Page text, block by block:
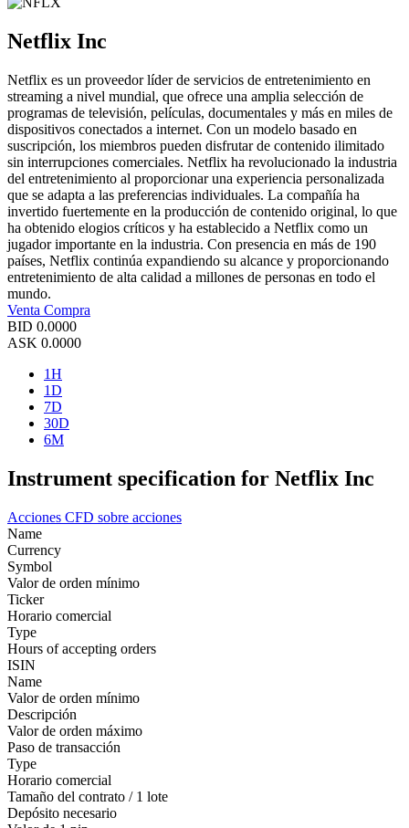
Netflix Inc
Netflix es un proveedor líder de servicios de entretenimiento en
streaming a nivel mundial, que ofrece una amplia selección de
programas de televisión, películas, documentales y más en miles de
dispositivos conectados a internet. Con un modelo basado en
suscripción, los miembros pueden disfrutar de contenido ilimitado
sin interrupciones comerciales. Netflix ha revolucionado la industria
del entretenimiento al proporcionar una experiencia personalizada
que se adapta a las preferencias individuales. La compañía ha
invertido fuertemente en la producción de contenido original, lo que
ha obtenido elogios críticos y ha establecido a Netflix como un
jugador importante en la industria. Con presencia en más de 190
países, Netflix continúa expandiendo su alcance y proporcionando
entretenimiento de alta calidad a millones de personas en todo el
mundo.
Venta Compra
BID 0.0000
ASK 0.0000
1H
1D
7D
30D
6M
Instrument specification for Netflix Inc
Acciones CFD sobre acciones
Name
Currency
Symbol
Valor de orden mínimo
Ticker
Horario comercial
Type
Hours of accepting orders
ISIN
Name
Valor de orden mínimo
Descripción
Valor de orden máximo
Paso de transacción
Type
Horario comercial
Tamaño del contrato / 1 lote
Depósito necesario